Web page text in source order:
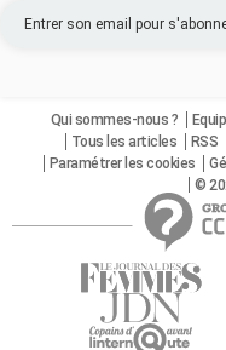
Qui sommes-nous ?
Tous les articles
RSS
Paramétrer les cookies
©